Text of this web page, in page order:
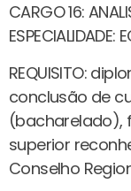
CARGO 16:
ESPECIALIDADE:
REQUISITO:
conclusão de
(bacharelado),
superior
Conselho